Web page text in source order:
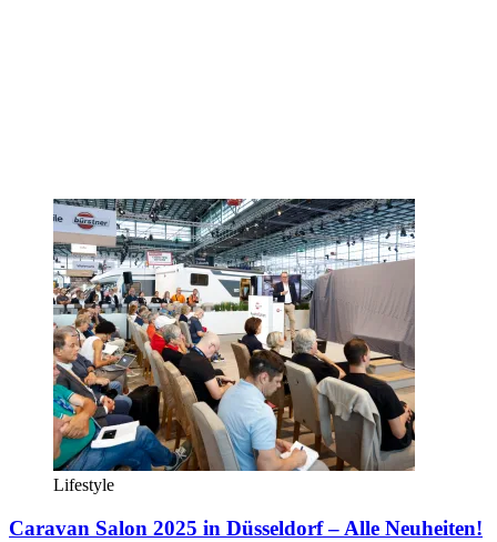
Lifestyle
Caravan Salon 2025 in Düsseldorf – Alle Neuheiten!